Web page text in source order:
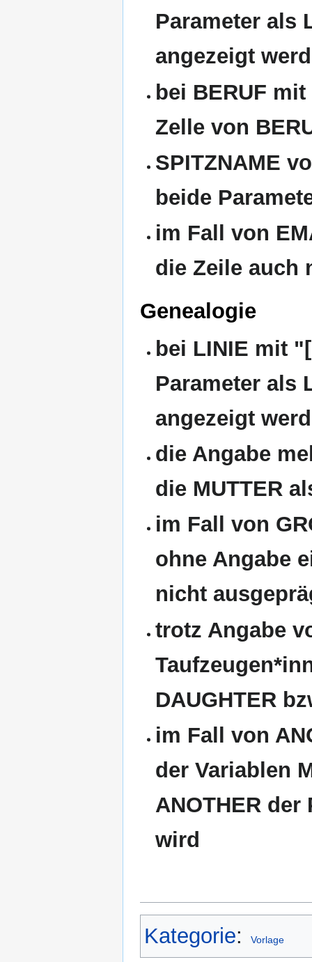
Parameter als
angezeigt
bei BERUF
Zelle von
SPITZNAME
beide
im Fall von
die Zeile auch
Genealogie
bei LINIE mit
Parameter als
angezeigt
die Angabe
die MUTTER
im Fall von
ohne Angabe
nicht
trotz Angabe
DAUGHTER
im Fall von
der Variablen
ANOTHER
wird
Kategorie: Vorlage